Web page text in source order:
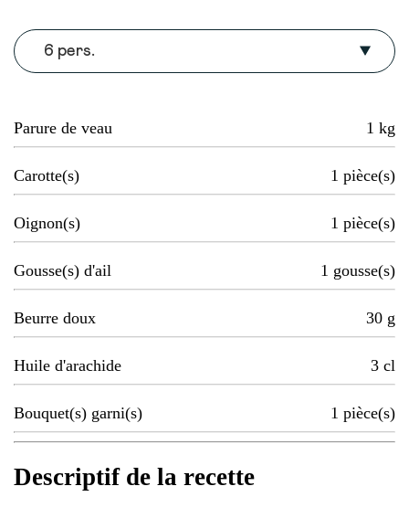
6 pers.
Parure de veau 1 kg
Carotte(s) 1 pièce(s)
Oignon(s) 1 pièce(s)
Gousse(s) d'ail 1 gousse(s)
Beurre doux 30 g
Huile d'arachide 3 cl
Bouquet(s) garni(s) 1 pièce(s)
Descriptif de la recette